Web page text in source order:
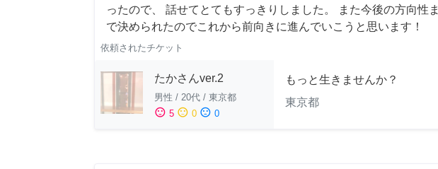
ったので、 話せてとてもすっきりしました。 また今後の方向性ま
で決められたのでこれから前向きに進んでいこうと思います！
依頼されたチケット
たかさんver.2
男性 / 20代 / 東京都
sentiment_satisfied 5 sentiment_neutral 0 sentiment_dissatisfied 0
もっと生きませんか？
東京都